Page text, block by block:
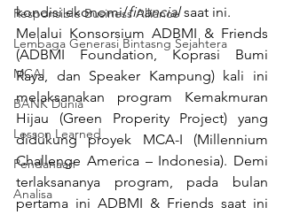
Responsible Business Alliance
Lembaga Generasi Bintasng Sejahtera
MCAI
BANK Dunia
Lesson Learned
Pendanaan
Analisa
kondisi ekonomi/financial saat ini.
Melalui Konsorsium ADBMI & Friends
(ADBMI Foundation, Koprasi Bumi
Raya, dan Speaker Kampung) kali ini
melaksanakan program Kemakmuran
Hijau (Green Properity Project) yang
didukung proyek MCA-I (Millennium
Challenge America – Indonesia). Demi
terlaksananya program, pada bulan
pertama ini ADBMI & Friends saat ini